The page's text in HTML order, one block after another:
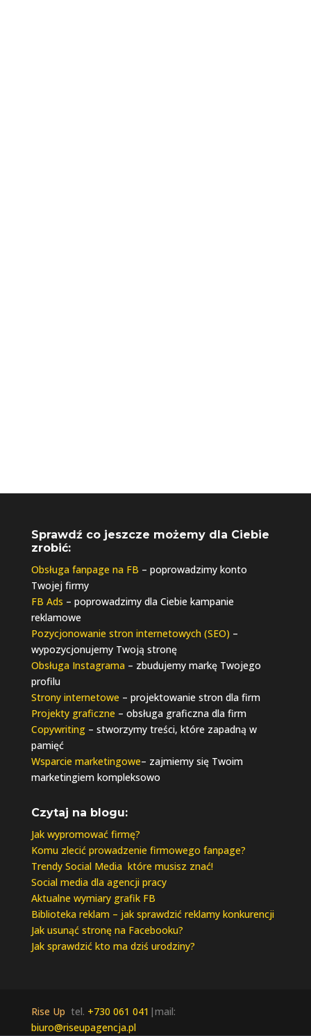
Sprawdź co jeszcze możemy dla Ciebie
zrobić:
Obsługa fanpage na FB – poprowadzimy konto
Twojej firmy
FB Ads – poprowadzimy dla Ciebie kampanie
reklamowe
Pozycjonowanie stron internetowych (SEO) –
wypozycjonujemy Twoją stronę
Obsługa Instagrama– zbudujemy markę Twojego
profilu
Strony internetowe – projektowanie stron dla firm
Projekty graficzne – obsługa graficzna dla firm
Copywriting– stworzymy treści, które zapadną w
pamięć
Wsparcie marketingowe– zajmiemy się Twoim
marketingiem kompleksowo
Czytaj na blogu:
Jak wypromować firmę?
Komu zlecić prowadzenie firmowego fanpage?
Trendy Social Media które musisz znać!
Social media dla agencji pracy
Aktualne wymiary grafik FB
Biblioteka reklam – jak sprawdzić reklamy konkurencji
Jak usunąć stronę na Facebooku?
Jak sprawdzić kto ma dziś urodziny?
Rise Up tel. +730 061 041 |mail:
biuro@riseupagencja.pl